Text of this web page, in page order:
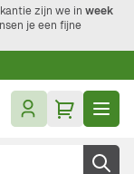
zijn we in week
je een fijne